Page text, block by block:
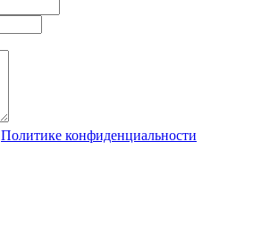
Политике конфиденциальности